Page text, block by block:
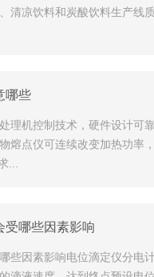
清凉饮料和炭酸饮料生产线
哪些
理机控制技术，硬件设计可
熔点仪可连续改变加热功率
...
受哪些因素影响
些因素影响电位滴定仪分电